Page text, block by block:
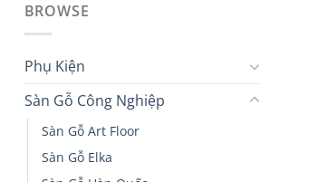
BROWSE
Phụ Kiện
Sàn Gỗ Công Nghiệp
Sàn Gỗ Art Floor
Sàn Gỗ Elka